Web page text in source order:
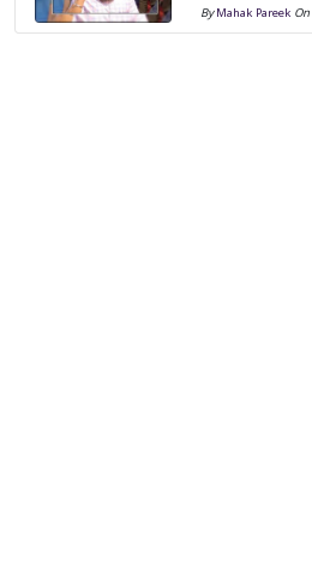
ByMahak Pareek On